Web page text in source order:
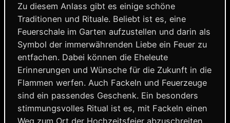
Zu diesem Anlass gibt es einige schöne
Traditionen und Rituale. Beliebt ist es, eine
Feuerschale im Garten aufzustellen und darin als
Symbol der immerwährenden Liebe ein Feuer zu
entfachen. Dabei können die Eheleute
Erinnerungen und Wünsche für die Zukunft in die
Flammen werfen. Auch Fackeln und Feuerzeuge
sind ein passendes Geschenk. Ein besonders
stimmungsvolles Ritual ist es, mit Fackeln einen
Weg zum Ort der Hochzeitsfeier abzuschreiten